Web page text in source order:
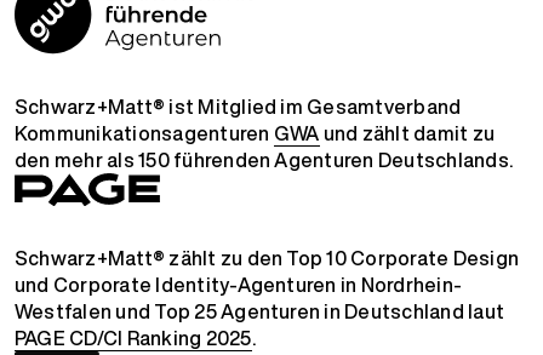
Schwarz+Matt® ist Mitglied im Gesamtverband
Kommunikationsagenturen GWA und zählt damit zu
den mehr als 150 führenden Agenturen Deutschlands.
Schwarz+Matt® zählt zu den Top 10 Corporate Design
und Corporate Identity-Agenturen in Nordrhein-
Westfalen und Top 25 Agenturen in Deutschland laut
PAGE CD/CI Ranking 2025.